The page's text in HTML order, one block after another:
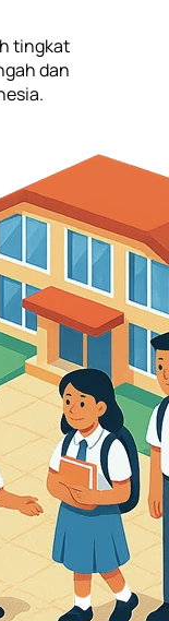
tingkat
dan